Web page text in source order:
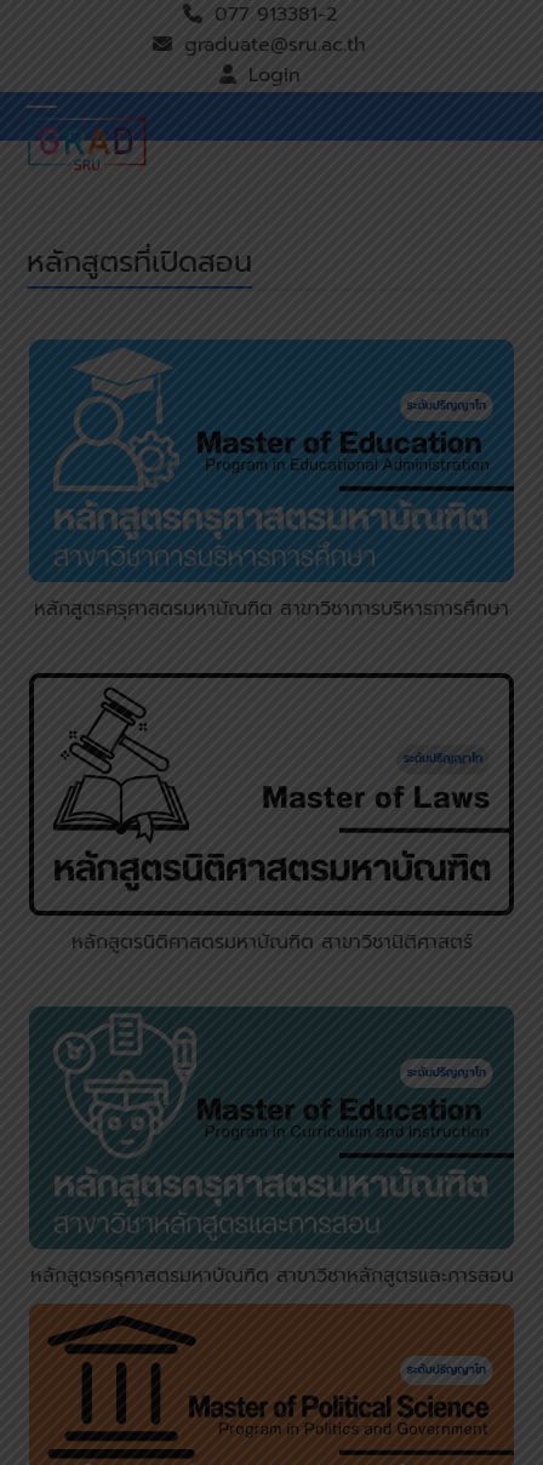
077 913381-2
graduate@sru.ac.th
Login
Open
mobile
Close
mobile
หลักสูตรที่เปิดสอน
หลักสูตรครุศาสตรมหาบัณฑิต สาขาวิชาการบริหารการศึกษา
หลักสูตรนิติศาสตรมหาบัณฑิต สาขาวิชานิติศาสตร์
หลักสูตรครุศาสตรมหาบัณฑิต สาขาวิชาหลักสูตรและการสอน